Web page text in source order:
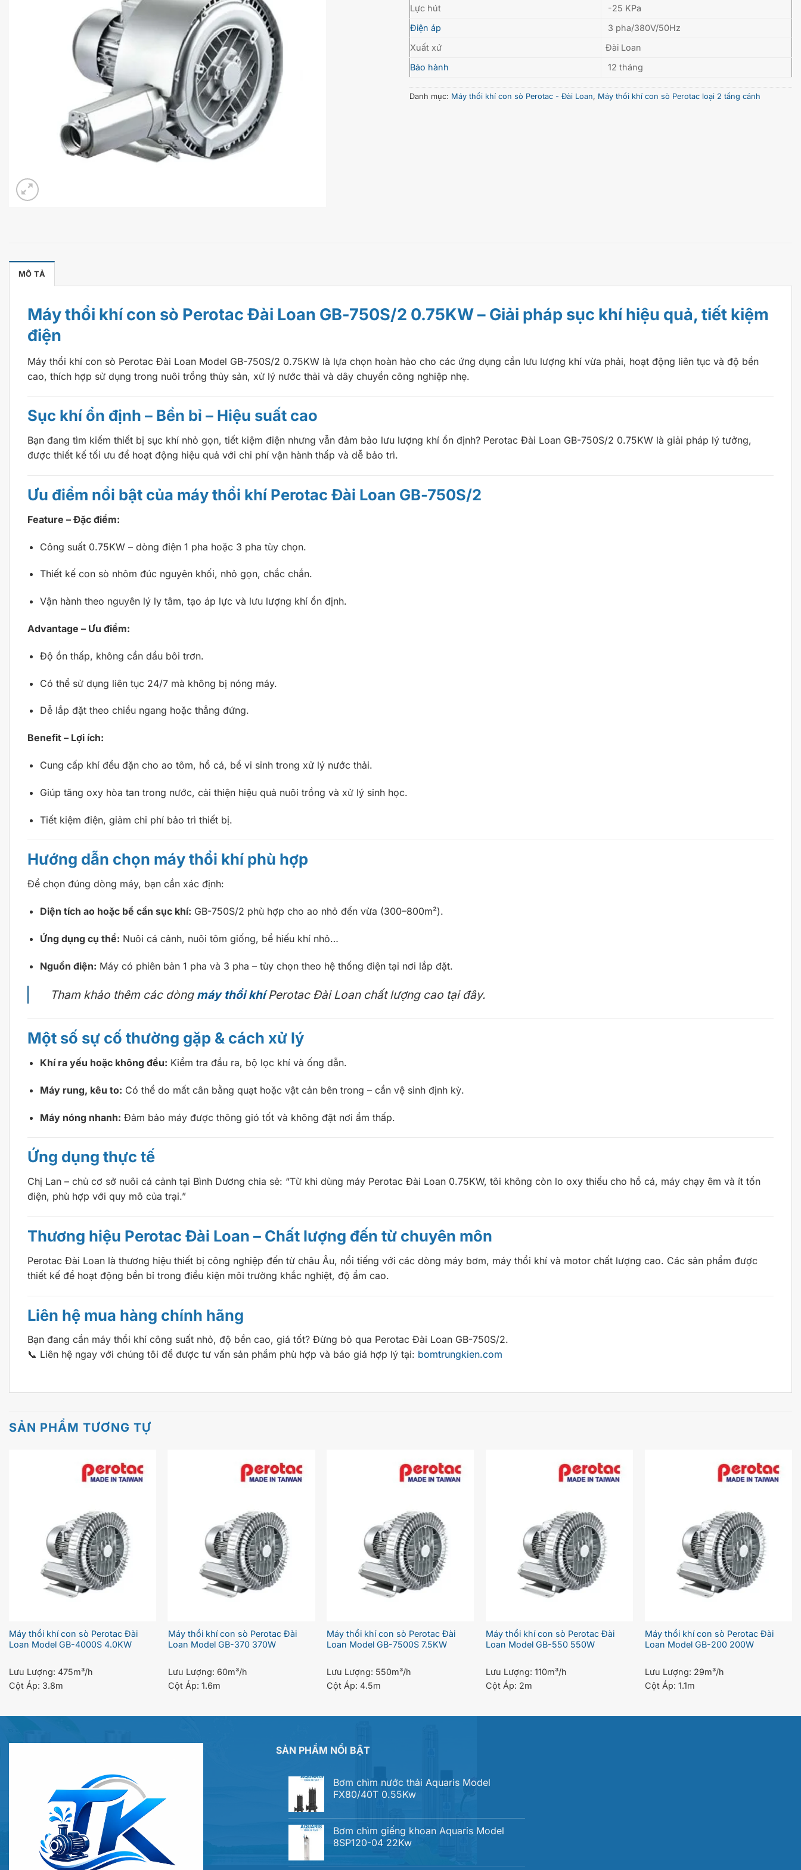
Lực hút
-25 KPa
Điện áp
3 pha/380V/50Hz
Xuất xứ
Đài Loan
Bảo hành
12 tháng
Danh mục: Máy thổi khí con sò Perotac - Đài Loan, Máy thổi khí con sò Perotac loại 2 tầng cánh
MÔ TẢ
Máy thổi khí con sò Perotac Đài Loan GB-750S/2 0.75KW – Giải pháp sục khí hiệu quả, tiết kiệm
điện
Máy thổi khí con sò Perotac Đài Loan Model GB-750S/2 0.75KW là lựa chọn hoàn hảo cho các ứng dụng cần lưu lượng khí vừa phải, hoạt động liên tục và độ bền
cao, thích hợp sử dụng trong nuôi trồng thủy sản, xử lý nước thải và dây chuyền công nghiệp nhẹ.
Sục khí ổn định – Bền bỉ – Hiệu suất cao
Bạn đang tìm kiếm thiết bị sục khí nhỏ gọn, tiết kiệm điện nhưng vẫn đảm bảo lưu lượng khí ổn định? Perotac Đài Loan GB-750S/2 0.75KW là giải pháp lý tưởng,
được thiết kế tối ưu để hoạt động hiệu quả với chi phí vận hành thấp và dễ bảo trì.
Ưu điểm nổi bật của máy thổi khí Perotac Đài Loan GB-750S/2
Feature – Đặc điểm:
Công suất 0.75KW – dòng điện 1 pha hoặc 3 pha tùy chọn.
Thiết kế con sò nhôm đúc nguyên khối, nhỏ gọn, chắc chắn.
Vận hành theo nguyên lý ly tâm, tạo áp lực và lưu lượng khí ổn định.
Advantage – Ưu điểm:
Độ ồn thấp, không cần dầu bôi trơn.
Có thể sử dụng liên tục 24/7 mà không bị nóng máy.
Dễ lắp đặt theo chiều ngang hoặc thẳng đứng.
Benefit – Lợi ích:
Cung cấp khí đều đặn cho ao tôm, hồ cá, bể vi sinh trong xử lý nước thải.
Giúp tăng oxy hòa tan trong nước, cải thiện hiệu quả nuôi trồng và xử lý sinh học.
Tiết kiệm điện, giảm chi phí bảo trì thiết bị.
Hướng dẫn chọn máy thổi khí phù hợp
Để chọn đúng dòng máy, bạn cần xác định:
Diện tích ao hoặc bể cần sục khí: GB-750S/2 phù hợp cho ao nhỏ đến vừa (300–800m²).
Ứng dụng cụ thể: Nuôi cá cảnh, nuôi tôm giống, bể hiếu khí nhỏ…
Nguồn điện: Máy có phiên bản 1 pha và 3 pha – tùy chọn theo hệ thống điện tại nơi lắp đặt.
Tham khảo thêm các dòng máy thổi khíPerotac Đài Loan chất lượng cao tại đây.
Một số sự cố thường gặp & cách xử lý
Khí ra yếu hoặc không đều: Kiểm tra đầu ra, bộ lọc khí và ống dẫn.
Máy rung, kêu to: Có thể do mất cân bằng quạt hoặc vật cản bên trong – cần vệ sinh định kỳ.
Máy nóng nhanh: Đảm bảo máy được thông gió tốt và không đặt nơi ẩm thấp.
Ứng dụng thực tế
Chị Lan – chủ cơ sở nuôi cá cảnh tại Bình Dương chia sẻ: “Từ khi dùng máy Perotac Đài Loan 0.75KW, tôi không còn lo oxy thiếu cho hồ cá, máy chạy êm và ít tốn
điện, phù hợp với quy mô của trại.”
Thương hiệu Perotac Đài Loan – Chất lượng đến từ chuyên môn
Perotac Đài Loan là thương hiệu thiết bị công nghiệp đến từ châu Âu, nổi tiếng với các dòng máy bơm, máy thổi khí và motor chất lượng cao. Các sản phẩm được
thiết kế để hoạt động bền bỉ trong điều kiện môi trường khắc nghiệt, độ ẩm cao.
Liên hệ mua hàng chính hãng
Bạn đang cần máy thổi khí công suất nhỏ, độ bền cao, giá tốt? Đừng bỏ qua Perotac Đài Loan GB-750S/2.
📞 Liên hệ ngay với chúng tôi để được tư vấn sản phẩm phù hợp và báo giá hợp lý tại: bomtrungkien.com
SẢN PHẨM TƯƠNG TỰ
Máy thổi khí con sò Perotac Đài
Loan Model GB-4000S 4.0KW
Lưu Lượng: 475m³/h
Cột Áp: 3.8m
Máy thổi khí con sò Perotac Đài
Loan Model GB-370 370W
Lưu Lượng: 60m³/h
Cột Áp: 1.6m
Máy thổi khí con sò Perotac Đài
Loan Model GB-7500S 7.5KW
Lưu Lượng: 550m³/h
Cột Áp:4.5m
Máy thổi khí con sò Perotac Đài
Loan Model GB-550 550W
Lưu Lượng:110m³/h
Cột Áp: 2m
Máy thổi khí con sò Perotac Đài
Loan Model GB-200 200W
Lưu Lượng: 29m³/h
Cột Áp: 1.1m
SẢN PHẨM NỔI BẬT
Bơm chìm nước thải Aquaris Model
FX80/40T 0.55Kw
Bơm chìm giếng khoan Aquaris Model
8SP120-04 22Kw